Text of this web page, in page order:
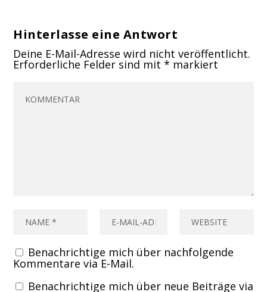
Hinterlasse eine Antwort
Deine E-Mail-Adresse wird nicht veröffentlicht.
Erforderliche Felder sind mit* markiert
Benachrichtige mich über nachfolgende
Kommentare via E-Mail.
Benachrichtige mich über neue Beiträge via